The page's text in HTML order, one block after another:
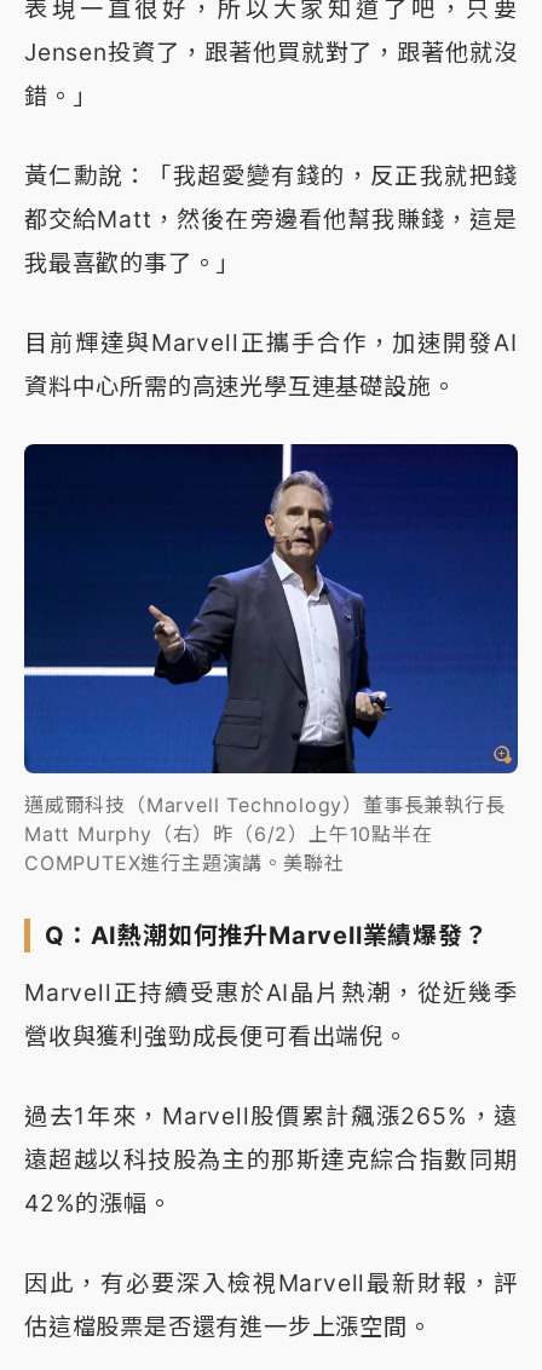
表現一直很好，所以大家知道了吧，只要
Jensen投資了，跟著他買就對了，跟著他就沒
錯。」
黃仁勳說：「我超愛變有錢的，反正我就把錢
都交給Matt，然後在旁邊看他幫我賺錢，這是
我最喜歡的事了。」
目前輝達與Marvell正攜手合作，加速開發AI
資料中心所需的高速光學互連基礎設施。
邁威爾科技（Marvell Technology）董事長兼執行長
Matt Murphy（右）昨（6/2）上午10點半在
COMPUTEX進行主題演講。美聯社
Q：AI熱潮如何推升Marvell業績爆發？
Marvell正持續受惠於AI晶片熱潮，從近幾季
營收與獲利強勁成長便可看出端倪。
過去1年來，Marvell股價累計飆漲265%，遠
遠超越以科技股為主的那斯達克綜合指數同期
42%的漲幅。
因此，有必要深入檢視Marvell最新財報，評
估這檔股票是否還有進一步上漲空間。